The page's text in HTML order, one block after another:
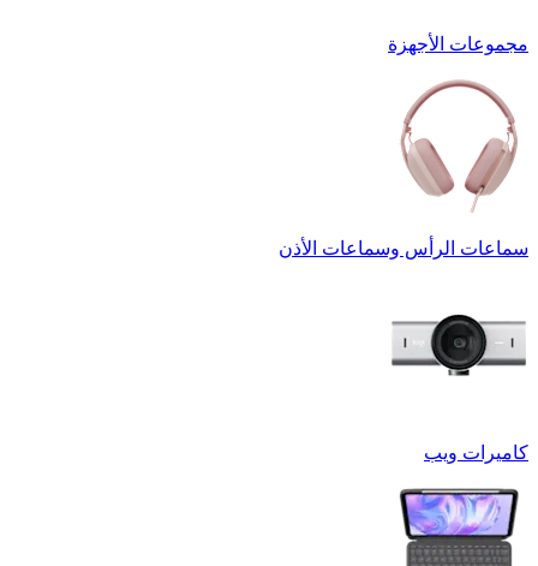
مجموعات الأجهزة
سماعات الرأس وسماعات الأذن
كاميرات ويب